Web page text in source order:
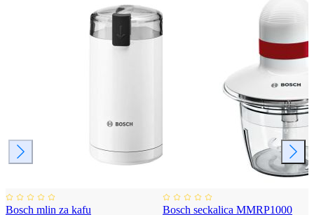
Bosch mlin za kafu
Bosch seckalica MMRP1000